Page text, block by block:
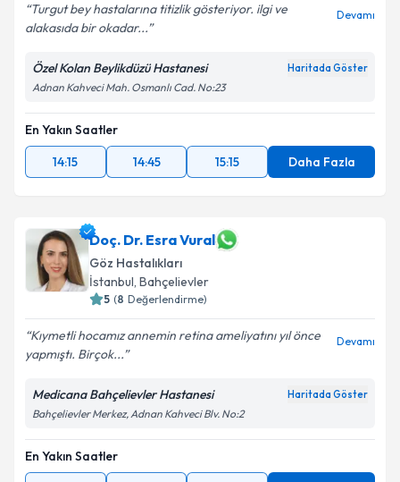
Turgut bey hastalarına titizlik gösteriyor. ilgi ve
alakasıda bir okadar...
Devamı
Özel Kolan Beylikdüzü Hastanesi Haritada Göster
Adnan Kahveci Mah. Osmanlı Cad. No:23
En Yakın Saatler
14:15
14:45 15:15 Daha Fazla
Doç. Dr. Esra Vural
Göz Hastalıkları
İstanbul, Bahçelievler
5 (8 Değerlendirme)
Kıymetli hocamız annemin retina ameliyatını yıl önce
yapmıştı. Birçok...
Devamı
Medicana Bahçelievler Hastanesi Haritada Göster
Bahçelievler Merkez, Adnan Kahveci Blv. No:2
En Yakın Saatler